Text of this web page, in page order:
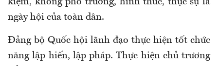
kiệm, không phô trương, hình thức, thực sự là
ngày hội của toàn dân.
Đảng bộ Quốc hội lãnh đạo thực hiện tốt chức
năng lập hiến, lập pháp. Thực hiện chủ trương